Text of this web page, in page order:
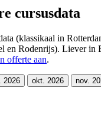
cursusdata
(klassikaal in
en Rodenrijs). Liever in
offerte aan.
2026 okt. 2026 nov.